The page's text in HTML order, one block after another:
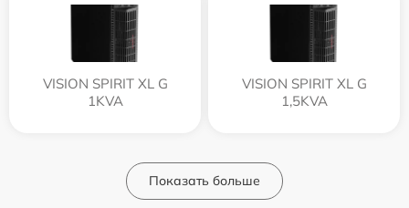
VISION SPIRIT XL G
1KVA
VISION SPIRIT XL G
1,5KVA
Показать больше